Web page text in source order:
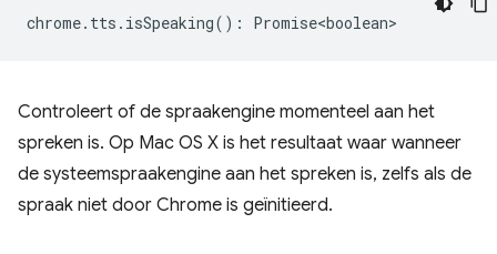
chrome. tts . isSpeaking() : Promise<boolean>
Controleert of de spraakengine momenteel aan het
spreken is. Op Mac OS X is het resultaat waar wanneer
de systeemspraakengine aan het spreken is, zelfs als de
spraak niet door Chrome is geïnitieerd.